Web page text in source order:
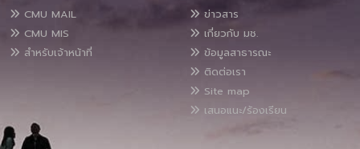
CMU MAIL
CMU MIS
สำหรับเจ้าหน้าที่
ข่าวสาร
เกี่ยวกับ มช.
ข้อมูลสาธารณะ
ติดต่อเรา
Site map
เสนอแนะ/ร้องเรียน